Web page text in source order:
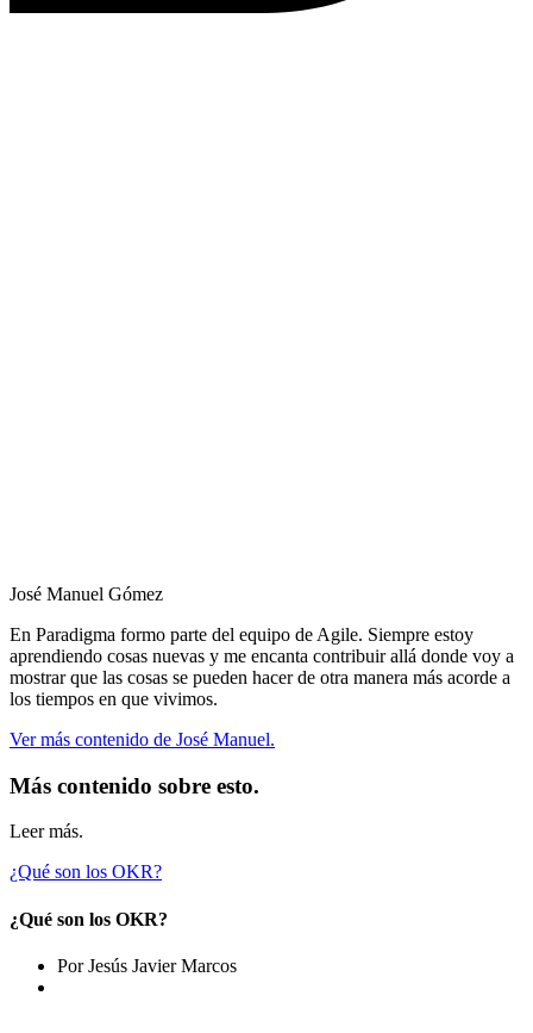
José Manuel Gómez
En Paradigma formo parte del equipo de Agile. Siempre estoy
aprendiendo cosas nuevas y me encanta contribuir allá donde voy a
mostrar que las cosas se pueden hacer de otra manera más acorde a
los tiempos en que vivimos.
Ver más contenido de José Manuel.
Más contenido sobre esto.
Leer más.
¿Qué son los OKR?
¿Qué son los OKR?
Por Jesús Javier Marcos